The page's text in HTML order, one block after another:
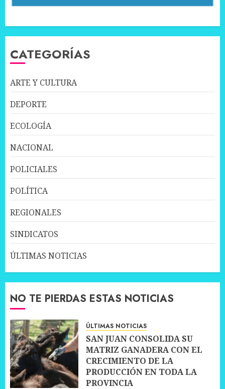
CATEGORÍAS
ARTE Y CULTURA
DEPORTE
ECOLOGÍA
NACIONAL
POLICIALES
POLÍTICA
REGIONALES
SINDICATOS
ÚLTIMAS NOTICIAS
NO TE PIERDAS ESTAS NOTICIAS
ÚLTIMAS NOTICIAS
SAN JUAN CONSOLIDA SU
MATRIZ GANADERA CON EL
CRECIMIENTO DE LA
PRODUCCIÓN EN TODA LA
PROVINCIA